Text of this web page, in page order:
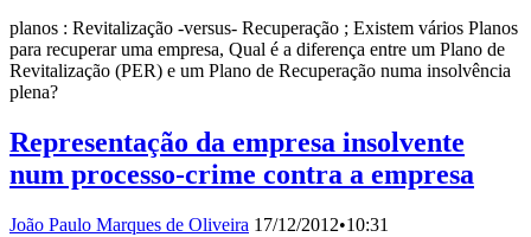
planos : Revitalização -versus- Recuperação ; Existem vários Planos
para recuperar uma empresa, Qual é a diferença entre um Plano de
Revitalização (PER) e um Plano de Recuperação numa insolvência
plena?
Representação da empresa insolvente
num processo-crime contra a empresa
João Paulo Marques de Oliveira 17/12/2012•10:31